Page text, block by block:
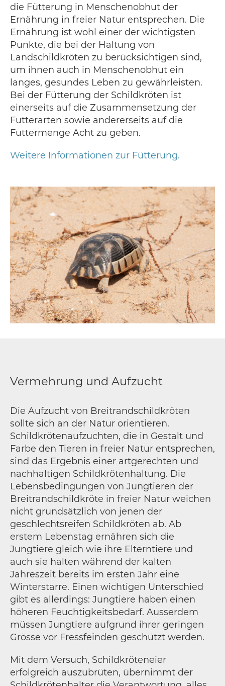
die Fütterung in Menschenobhut der
Ernährung in freier Natur entsprechen. Die
Ernährung ist wohl einer der wichtigsten
Punkte, die bei der Haltung von
Landschildkröten zu berücksichtigen sind,
um ihnen auch in Menschenobhut ein
langes, gesundes Leben zu gewährleisten.
Bei der Fütterung der Schildkröten ist
einerseits auf die Zusammensetzung der
Futterarten sowie andererseits auf die
Futtermenge Acht zu geben.
Weitere Informationen zur Fütterung.
Vermehrung und Aufzucht
Die Aufzucht von Breitrandschildkröten
sollte sich an der Natur orientieren.
Schildkrötenaufzuchten, die in Gestalt und
Farbe den Tieren in freier Natur entsprechen,
sind das Ergebnis einer artgerechten und
nachhaltigen Schildkrötenhaltung. Die
Lebensbedingungen von Jungtieren der
Breitrandschildkröte in freier Natur weichen
nicht grundsätzlich von jenen der
geschlechtsreifen Schildkröten ab. Ab
erstem Lebenstag ernähren sich die
Jungtiere gleich wie ihre Elterntiere und
auch sie halten während der kalten
Jahreszeit bereits im ersten Jahr eine
Winterstarre. Einen wichtigen Unterschied
gibt es allerdings: Jungtiere haben einen
höheren Feuchtigkeitsbedarf. Ausserdem
müssen Jungtiere aufgrund ihrer geringen
Grösse vor Fressfeinden geschützt werden.
Mit dem Versuch, Schildkröteneier
erfolgreich auszubrüten, übernimmt der